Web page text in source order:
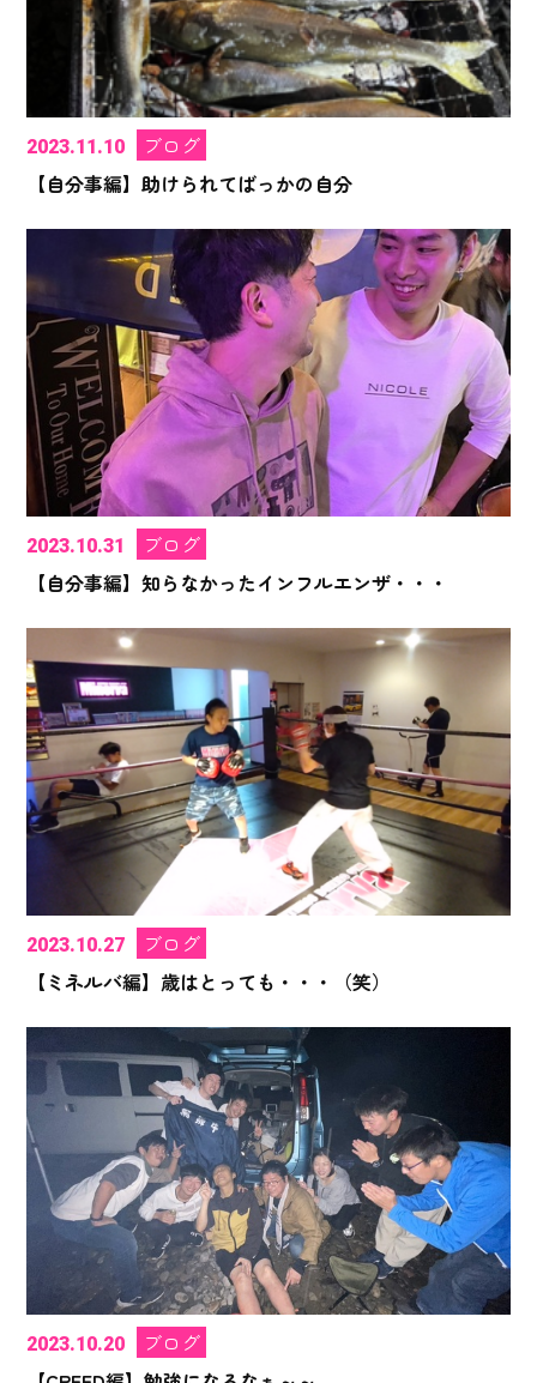
2023.11.10
ブログ
【自分事編】助けられてばっかの自分
2023.10.31
ブログ
【自分事編】知らなかったインフルエンザ・・・
2023.10.27
ブログ
【ミネルバ編】歳はとっても・・・（笑）
2023.10.20
ブログ